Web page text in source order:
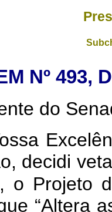
Nº 493,
do
decidi
o Projeto
“Altera